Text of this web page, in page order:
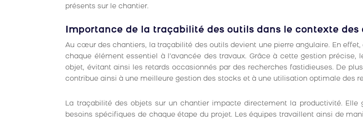
présents sur le chantier.
Importance de la traçabilité des outils dans le contexte des
Au cœur des chantiers, la traçabilité des outils devient une pierre angulaire. En
chaque élément essentiel à l’avancée des travaux. Grâce à cette gestion
objet, évitant ainsi les retards occasionnés par des recherches fastidieuses. De
contribue ainsi à une meilleure gestion des stocks et à une utilisation optimale des
La traçabilité des objets sur un chantier impacte directement la productivité.
besoins spécifiques de chaque étape du projet. Les équipes travaillent ainsi de